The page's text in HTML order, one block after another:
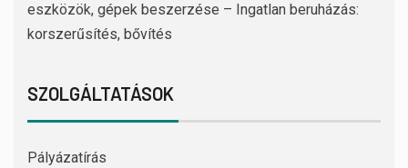
eszközök, gépek beszerzése – Ingatlan beruházás:
korszerűsítés, bővítés
SZOLGÁLTATÁSOK
Pályázatírás